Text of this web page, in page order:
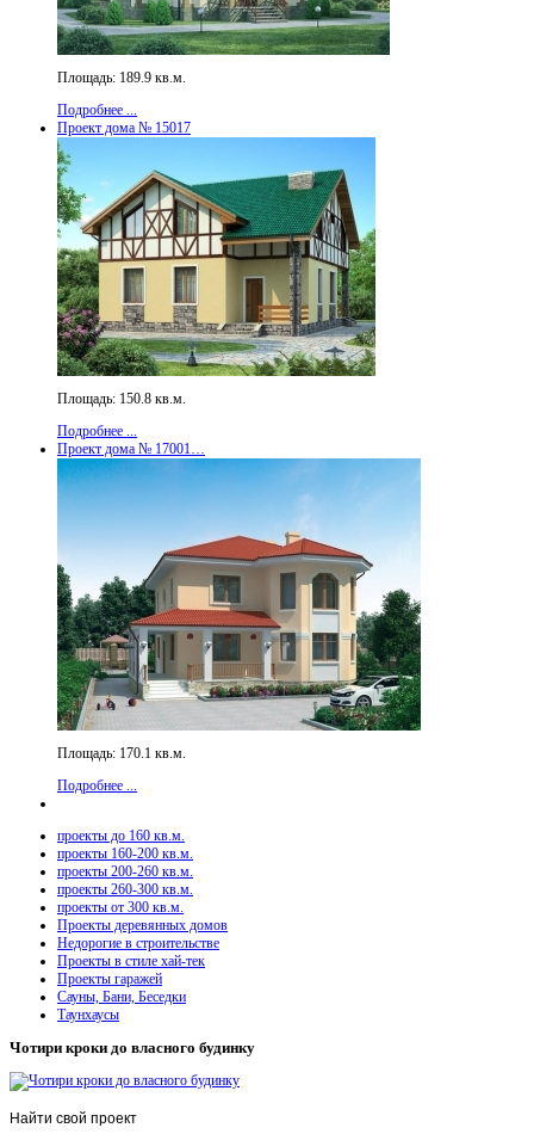
Площадь: 189.9 кв.м.
Подробнее ...
Проект дома № 15017
Площадь: 150.8 кв.м.
Подробнее ...
Проект дома № 17001…
Площадь: 170.1 кв.м.
Подробнее ...
проекты до 160 кв.м.
проекты 160-200 кв.м.
проекты 200-260 кв.м.
проекты 260-300 кв.м.
проекты от 300 кв.м.
Проекты деревянных домов
Недорогие в строительстве
Проекты в стиле хай-тек
Проекты гаражей
Сауны, Бани, Беседки
Таунхаусы
Чотири кроки до власного будинку
Найти свой проект